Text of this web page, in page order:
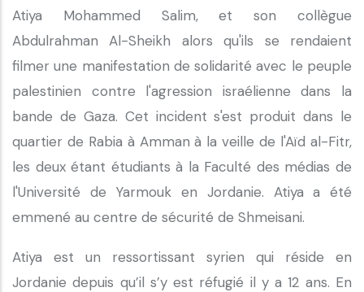
Atiya Mohammed Salim, et son collègue
Abdulrahman Al-Sheikh alors qu'ils se rendaient
filmer une manifestation de solidarité avec le peuple
palestinien contre l'agression israélienne dans la
bande de Gaza. Cet incident s'est produit dans le
quartier de Rabia à Amman à la veille de l'Aïd al-Fitr,
les deux étant étudiants à la Faculté des médias de
l'Université de Yarmouk en Jordanie. Atiya a été
emmené au centre de sécurité de Shmeisani.
Atiya est un ressortissant syrien qui réside en
Jordanie depuis qu’il s’y est réfugié il y a 12 ans. En